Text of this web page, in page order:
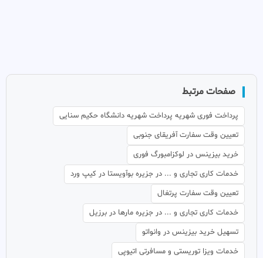
صفحات مرتبط
پرداخت فوری شهریه پرداخت شهریه دانشگاه حکیم سنایی
تعیین وقت سفارت آفریقای جنوبی
خرید بیزینس در لوکزامبورگ فوری
خدمات کاری تجاری و ... در جزیره بوآویستا در کیپ ورد
تعیین وقت سفارت پرتغال
خدمات کاری تجاری و ... در جزیره مارها در برزیل
تسهیل خرید بیزینس در وانواتو
خدمات ویزا توریستی و مسافرتی اتیوپی